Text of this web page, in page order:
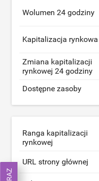
Wolumen 24 godziny
Kapitalizacja rynkowa
Zmiana kapitalizacji
rynkowej 24 godziny
Dostępne zasoby
Ranga kapitalizacji
rynkowej
URL strony głównej